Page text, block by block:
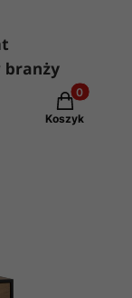
Produkty
Koszyk